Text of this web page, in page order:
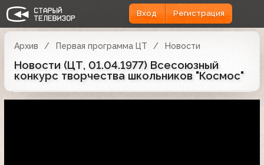
Вход Регистрация
Архив Первая программа ЦТ Новости
Новости (ЦТ, 01.04.1977) Всесоюзный
конкурс творчества школьников "Космос"